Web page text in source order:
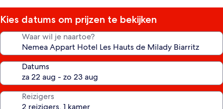
Kies datums om prijzen te bekijken
Waar wil je naartoe?
Datums
Reizigers